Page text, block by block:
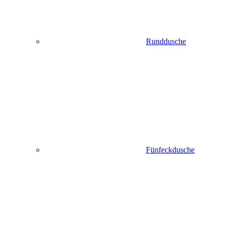
Runddusche
Fünfeckdusche